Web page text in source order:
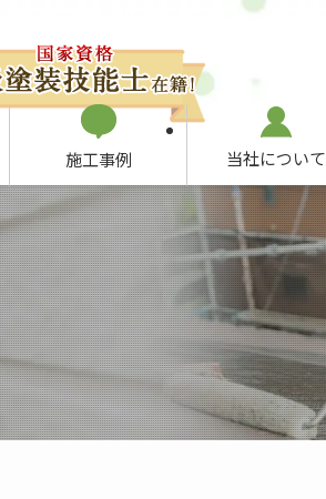
施工事例 当社について